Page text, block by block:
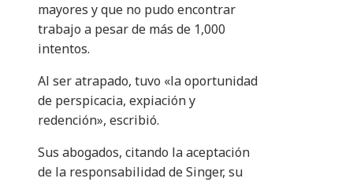
mayores y que no pudo encontrar
trabajo a pesar de más de 1,000
intentos.
Al ser atrapado, tuvo «la oportunidad
de perspicacia, expiación y
redención», escribió.
Sus abogados, citando la aceptación
de la responsabilidad de Singer, su